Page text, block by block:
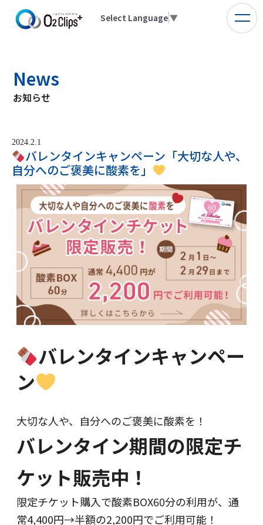
Select Language▼
News
お知らせ
2024.2.1
バレンタインキャンペーン「大切な人や、
自分へのご褒美に酸素を」
バレンタインキャンペー
ン
大切な人や、自分へのご褒美に酸素を！
バレンタイン期間の限定チ
ケット販売中！
限定チケット購入で酸素BOX60分の利用が、通
常4,400円→半額の2,200円でご利用可能！